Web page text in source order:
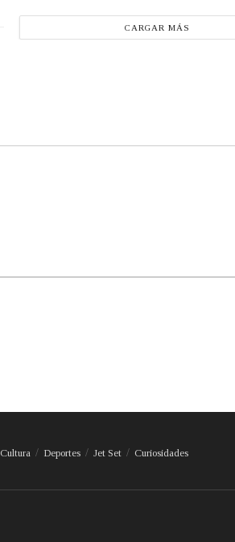
CARGAR MÁS
Cultura Deportes Jet Set Curiosidades